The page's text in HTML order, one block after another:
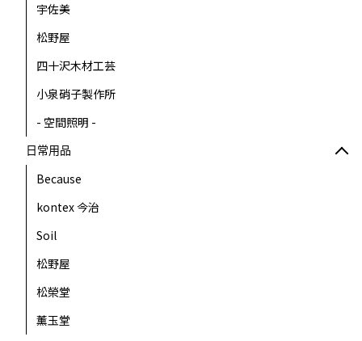
宇佐美
松野屋
四十沢木材工芸
小泉硝子製作所
- 空間照明 -
日常用品
Because
kontex 今治
Soil
松野屋
松榮堂
薰玉堂